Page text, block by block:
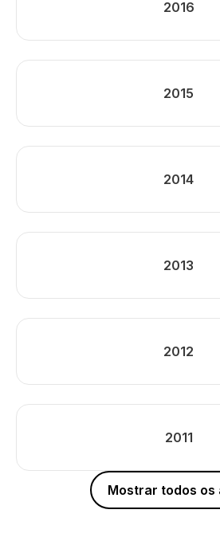
2016
2015
2014
2013
2012
2011
Mostrar todos os